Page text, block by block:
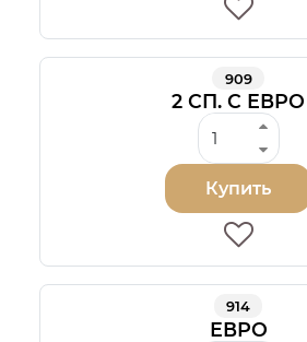
909
2 СП. С ЕВРО
Купить
914
ЕВРО